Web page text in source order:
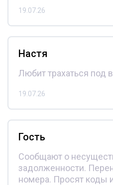
19.07.26
Настя
Любит трахаться под
19.07.26
Гость
Сообщают о
задолженности.
номера. Просят коды